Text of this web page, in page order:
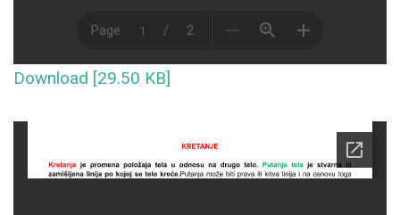
Download [29.50 KB]